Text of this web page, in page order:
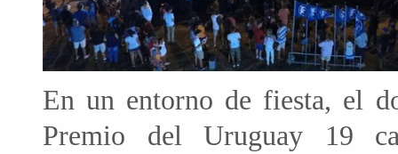
En un entorno de fiesta, el
Premio del Uruguay 19